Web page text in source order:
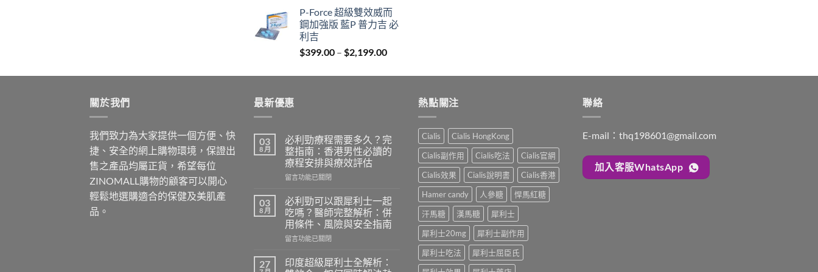
$1,899.00
through
P-Force 超級雙效威而
鋼加強版 藍P 普力吉 必
利吉
$399.00 – $2,199.00Price
$399.00
$2,199.00
關於我們
我們致力為大家提供一個方便、快
捷、安全的網上購物環境，保證出
售之產品均屬正貨，希望每位
ZINOMALL購物的顧客可以開心
輕鬆地選購適合的保健及美肌產
品。
最新優惠
03
8 月
必利勁療程需要多久？完
整指南：香港男性必讀的
療程安排與療效評估
在
利
勁
療
程
需
多
久？
留言功能已關閉
03
8 月
必利勁可以跟犀利士一起
吃嗎？醫師完整解析：併
用條件、風險與安全指南
在
利
勁
留言功能已關閉
27
印度超級犀利士全解析：
熱點關注
Cialis
Cialis HongKong
Cialis副作用
Cialis吃法
Cialis官網
Cialis效果
Cialis說明書
Cialis香港
Hamer candy
人參糖
悍馬紅糖
汗馬糖
漢馬糖
犀利士
犀利士20mg
犀利士副作用
犀利士吃法
犀利士屈臣氏
聯絡
E-mail： thq198601@gmail.com
加入客服WhatsApp